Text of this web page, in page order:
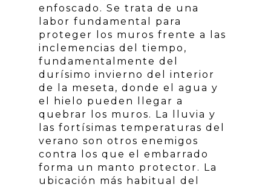
enfoscado. Se trata de una
labor fundamental para
proteger los muros frente a las
inclemencias del tiempo,
fundamentalmente del
durísimo invierno del interior
de la meseta, donde el agua y
el hielo pueden llegar a
quebrar los muros. La lluvia y
las fortísimas temperaturas del
verano son otros enemigos
contra los que el embarrado
forma un manto protector. La
ubicación más habitual del